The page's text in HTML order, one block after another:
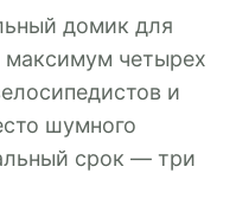
домик для
максимум четырех
и
шумного
срок — три